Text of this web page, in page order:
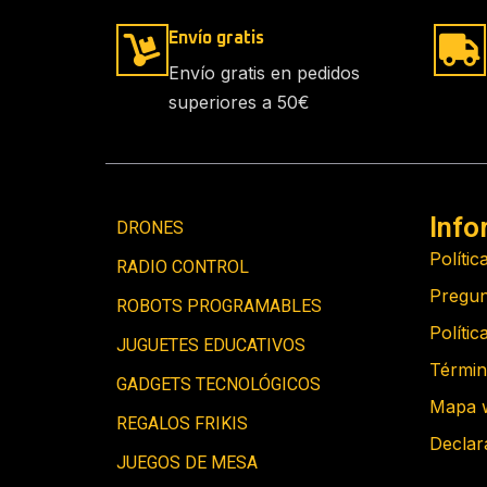
Envío gratis
Envío gratis en pedidos
superiores a 50€
DRONES
RADIO CONTROL
ROBOTS PROGRAMABLES
JUGUETES EDUCATIVOS
GADGETS TECNOLÓGICOS
REGALOS FRIKIS
JUEGOS DE MESA
Mapa